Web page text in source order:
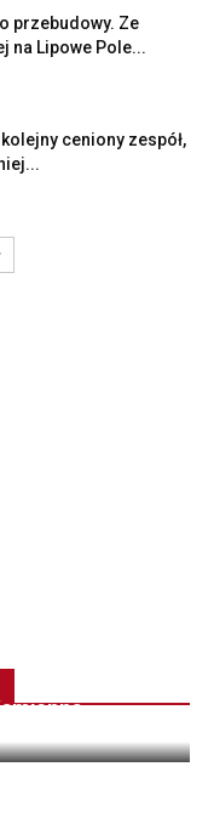
przebudowy. Ze
na Lipowe Pole...
ceniony zespół,